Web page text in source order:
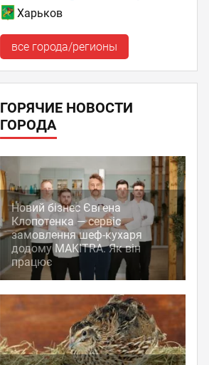
Харьков
все города/регионы
ГОРЯЧИЕ НОВОСТИ
ГОРОДА
Новий бізнес Євгена
Клопотенка — сервіс
замовлення шеф-кухаря
додому MAKITRA. Як він
працює